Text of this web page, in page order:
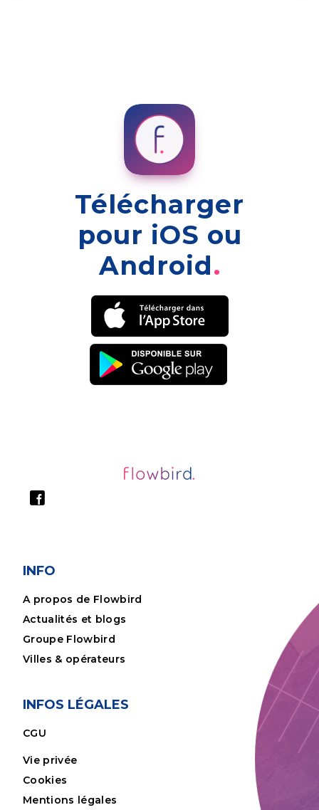
Télécharger
pour iOS ou
Android
INFO
A propos de Flowbird
Actualités et blogs
Groupe Flowbird
Villes & opérateurs
INFOS LÉGALES
CGU
Vie privée
Cookies
Mentions légales